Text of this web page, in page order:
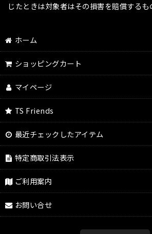
じたときは対象者はその損害を賠償するも
ホーム
ショッピングカート
マイページ
TS Friends
最近チェックしたアイテム
特定商取引法表示
ご利用案内
お問い合せ